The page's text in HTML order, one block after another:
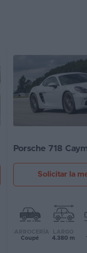
Porsche 718
Solicitar la
CARROCERÍA
Coupé
LARGO
4.380 m